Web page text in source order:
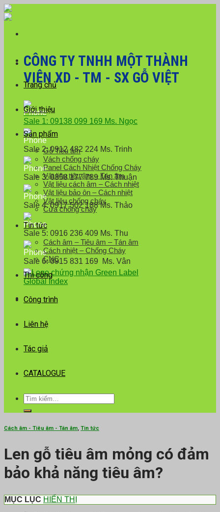
Skip
to
CÔNG TY TNHH MỘT THÀNH
VIÊN XD - TM - SX GỖ VIỆT
Sale 1: 09138 099 169 Ms. Ngọc
Sale 2: 0912 482 224 Ms. Trinh
Sale 3: 0858 177 789 Ms. Thuận
Sale 4: 0917 502 188 Ms. Thảo
Sale 5: 0916 236 409 Ms. Thu
Sale 6: 0915 831 169 Ms. Vân
Trang chủ
Giới thiệu
Sản phẩm
Gỗ Tiêu âm
Vách chống cháy
Panel Cách Nhiệt Chống Cháy
Vật liệu tiêu âm – Tán âm
Vật liệu cách âm – Cách nhiệt
Vật liệu bảo ôn – Cách nhiệt
Vật liệu chống cháy
Cửa chống cháy
Tin tức
Cách âm – Tiêu âm – Tán âm
Cách nhiệt – Chống Cháy
CNC
Thi công
Công trình
Liên hệ
Tác giả
CATALOGUE
Tìm
kiếm:
Cách âm - Tiêu âm - Tán âm, Tin tức
Len gỗ tiêu âm mỏng có đảm
bảo khả năng tiêu âm?
MỤC LỤC HIỂN THỊ
Với đơn hàng số lượng lớn, Quý khách hàng vui
lòng liên hệ hotline 0916 099 169 để được hỗ trợ